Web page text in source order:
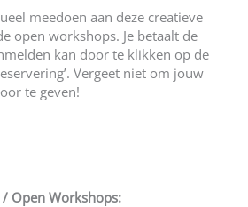
meedoen aan deze creatieve
open workshops. Je betaalt de
kan door te klikken op de
Vergeet niet om jouw
te geven!
Open Workshops: